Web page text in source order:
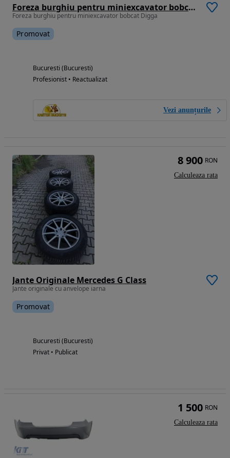
Foreza burghiu pentru miniexcavator bobcat Digga
Foreza burghiu pentru miniexcavator bobcat Digga
Promovat
Bucuresti (Bucuresti)
Profesionist • Reactualizat
Vezi anunțurile
Jante Originale Mercedes G Class
Jante originale cu anvelope iarna
Promovat
Bucuresti (Bucuresti)
Privat • Publicat
8 900 RON
Calculeaza rata
1 500 RON
Calculeaza rata